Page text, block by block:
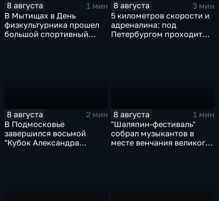
8 августа
1 мин
В Мытищах в День
физкультурника прошел
большой спортивный
8 августа
3 мин
5 километров скорости и
адреналина: под
Петербургом проходит
8 августа
2 мин
В Подмосковье
завершился восьмой
"Кубок Александра
8 августа
1 мин
"Шаляпин‑фестиваль"
собрал музыкантов в
месте венчания великого